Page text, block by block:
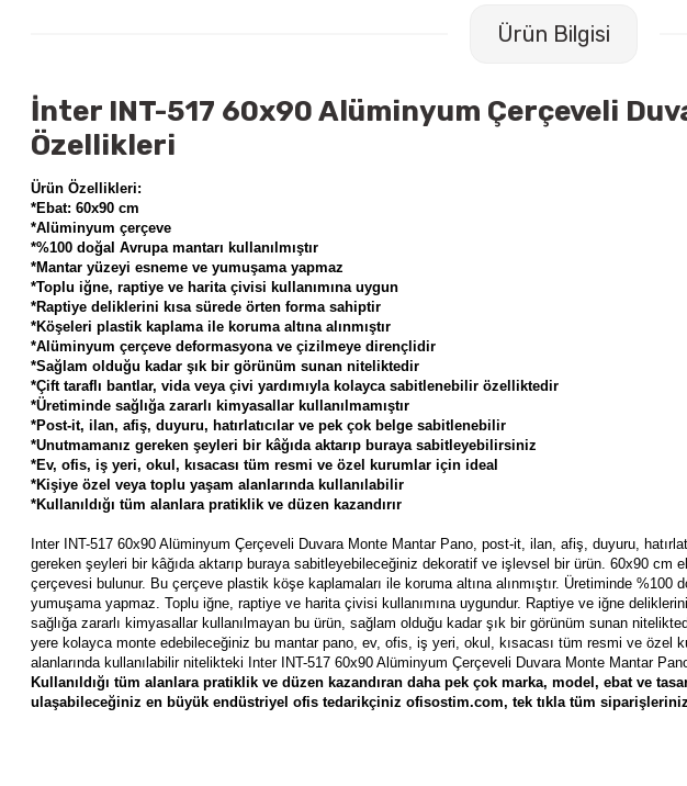
Ürün Bilgisi
İnter INT-517 60x90 Alüminyum Çerçeveli
Özellikleri
Ürün Özellikleri:
*Ebat: 60x90 cm
*Alüminyum çerçeve
*%100 doğal Avrupa mantarı kullanılmıştır
*Mantar yüzeyi esneme ve yumuşama yapmaz
*Toplu iğne, raptiye ve harita çivisi kullanımına uygun
*Raptiye deliklerini kısa sürede örten forma sahiptir
*Köşeleri plastik kaplama ile koruma altına alınmıştır
*Alüminyum çerçeve deformasyona ve çizilmeye dirençlidir
*Sağlam olduğu kadar şık bir görünüm sunan niteliktedir
*Çift taraflı bantlar, vida veya çivi yardımıyla kolayca sabitlenebilir özelliktedir
*Üretiminde sağlığa zararlı kimyasallar kullanılmamıştır
*Post-it, ilan, afiş, duyuru, hatırlatıcılar ve pek çok belge sabitlenebilir
*Unutmamanız gereken şeyleri bir kâğıda aktarıp buraya sabitleyebilirsiniz
*Ev, ofis, iş yeri, okul, kısacası tüm resmi ve özel kurumlar için ideal
*Kişiye özel veya toplu yaşam alanlarında kullanılabilir
*Kullanıldığı tüm alanlara pratiklik ve düzen kazandırır
Inter INT-517 60x90 Alüminyum Çerçeveli Duvara Monte Mantar Pano, post-it, ilan, afiş, duyuru,
gereken şeyleri bir kâğıda aktarıp buraya sabitleyebileceğiniz dekoratif ve işlevsel bir ürün. 60x90
çerçevesi bulunur. Bu çerçeve plastik köşe kaplamaları ile koruma altına alınmıştır. Üretiminde %100
yumuşama yapmaz. Toplu iğne, raptiye ve harita çivisi kullanımına uygundur. Raptiye ve iğne
sağlığa zararlı kimyasallar kullanılmayan bu ürün, sağlam olduğu kadar şık bir görünüm sunan
yere kolayca monte edebileceğiniz bu mantar pano, ev, ofis, iş yeri, okul, kısacası tüm resmi ve özel
alanlarında kullanılabilir nitelikteki Inter INT-517 60x90 Alüminyum Çerçeveli Duvara Monte Mantar
Kullanıldığı tüm alanlara pratiklik ve düzen kazandıran daha pek çok marka, model, ebat ve
ulaşabileceğiniz en büyük endüstriyel ofis tedarikçiniz ofisostim.com, tek tıkla tüm siparişlerinizi